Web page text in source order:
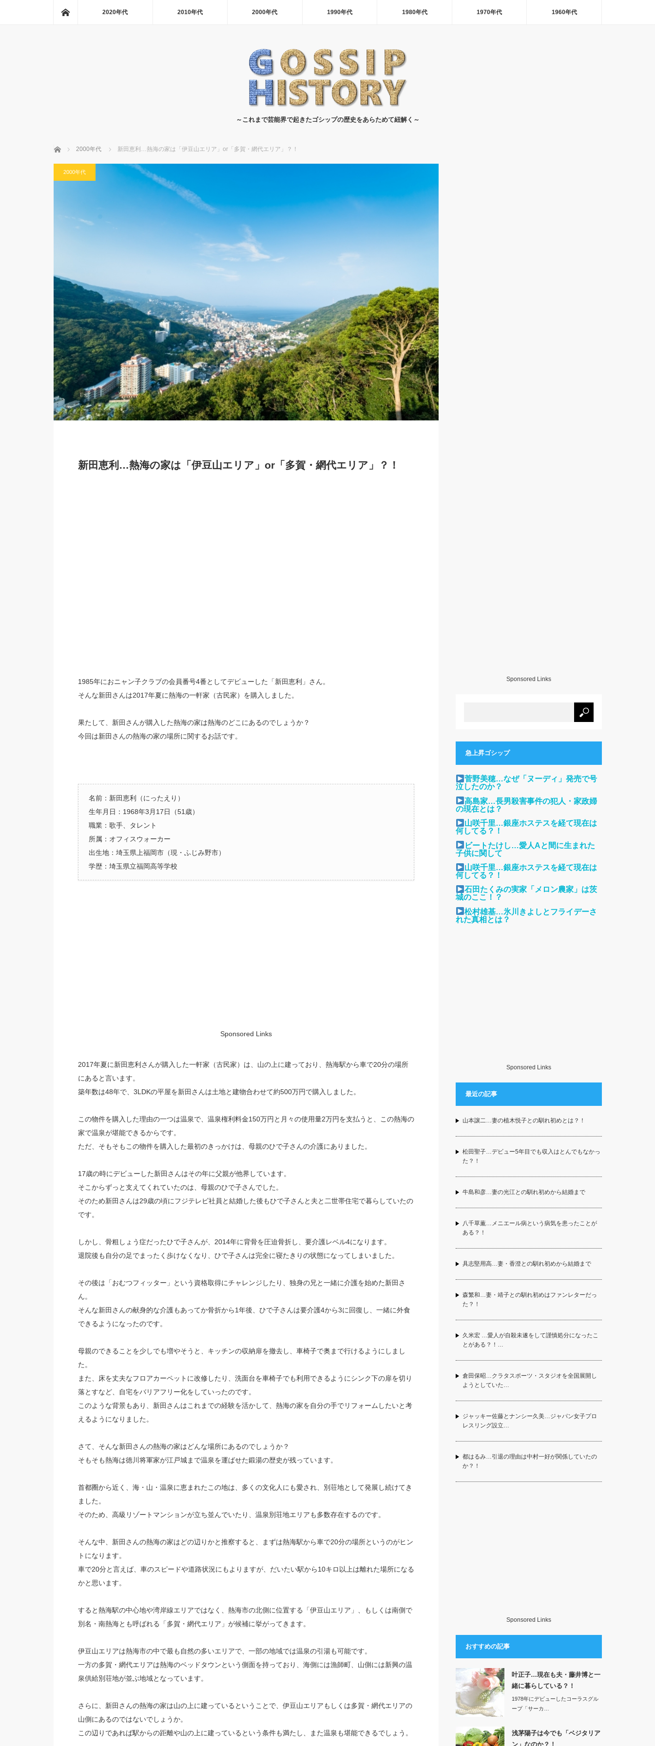
2020年代 2010年代 2000年代 1990年代 1980年代 1970年代 1960年代
～これまで芸能界で起きたゴシップの歴史をあらためて紐解く～
ホーム 2000年代 新田恵利…熱海の家は「伊豆山エリア」or「多賀・網代エリア」？！
2000年代
新田恵利…熱海の家は「伊豆山エリア」or「多賀・網代エリア」？！
1985年におニャン子クラブの会員番号4番としてデビューした「新田恵利」さん。
そんな新田さんは2017年夏に熱海の一軒家（古民家）を購入しました。
果たして、新田さんが購入した熱海の家は熱海のどこにあるのでしょうか？
今回は新田さんの熱海の家の場所に関するお話です。
名前：新田恵利（にったえり）
生年月日：1968年3月17日（51歳）
職業：歌手、タレント
所属：オフィスウォーカー
出生地：埼玉県上福岡市（現・ふじみ野市）
学歴：埼玉県立福岡高等学校
Sponsored Links
2017年夏に新田恵利さんが購入した一軒家（古民家）は、山の上に建っており、熱海駅から車で20分の場所
にあると言います。
築年数は48年で、3LDKの平屋を新田さんは土地と建物合わせて約500万円で購入しました。
この物件を購入した理由の一つは温泉で、温泉権利料金150万円と月々の使用量2万円を支払うと、この熱海の
家で温泉が堪能できるからです。
ただ、そもそもこの物件を購入した最初のきっかけは、母親のひで子さんの介護にありました。
17歳の時にデビューした新田さんはその年に父親が他界しています。
そこからずっと支えてくれていたのは、母親のひで子さんでした。
そのため新田さんは29歳の頃にフジテレビ社員と結婚した後もひで子さんと夫と二世帯住宅で暮らしていたの
です。
しかし、骨粗しょう症だったひで子さんが、2014年に背骨を圧迫骨折し、要介護レベル4になります。
退院後も自分の足でまったく歩けなくなり、ひで子さんは完全に寝たきりの状態になってしまいました。
その後は「おむつフィッター」という資格取得にチャレンジしたり、独身の兄と一緒に介護を始めた新田さ
ん。
そんな新田さんの献身的な介護もあってか骨折から1年後、ひで子さんは要介護4から3に回復し、一緒に外食
できるようになったのです。
母親のできることを少しでも増やそうと、キッチンの収納扉を撤去し、車椅子で奥まで行けるようにしまし
た。
また、床を丈夫なフロアカーペットに改修したり、洗面台を車椅子でも利用できるようにシンク下の扉を切り
落とすなど、自宅をバリアフリー化をしていったのです。
このような背景もあり、新田さんはこれまでの経験を活かして、熱海の家を自分の手でリフォームしたいと考
えるようになりました。
さて、そんな新田さんの熱海の家はどんな場所にあるのでしょうか？
そもそも熱海は徳川将軍家が江戸城まで温泉を運ばせた鍛湯の歴史が残っています。
首都圈から近く、海・山・温泉に恵まれたこの地は、多くの文化人にも愛され、別荘地として発展し続けてき
ました。
そのため、高級リゾートマンションが立ち並んでいたり、温泉別荘地エリアも多数存在するのです。
そんな中、新田さんの熱海の家はどの辺りかと推察すると、まずは熱海駅から車で20分の場所というのがヒン
トになります。
車で20分と言えば、車のスピードや道路状況にもよりますが、だいたい駅から10キロ以上は離れた場所になる
かと思います。
すると熱海駅の中心地や湾岸線エリアではなく、熱海市の北側に位置する「伊豆山エリア」、もしくは南側で
別名・南熱海とも呼ばれる「多賀・網代エリア」が候補に挙がってきます。
伊豆山エリアは熱海市の中で最も自然の多いエリアで、一部の地域では温泉の引湯も可能です。
一方の多賀・網代エリアは熱海のベッドタウンという側面を持っており、海側には漁師町、山側には新興の温
泉供給別荘地が並ぶ地域となっています。
さらに、新田さんの熱海の家は山の上に建っているということで、伊豆山エリアもしくは多賀・網代エリアの
山側にあるのではないでしょうか。
この辺りであれば駅からの距離や山の上に建っているという条件も満たし、また温泉も堪能できるでしょう。
Sponsored Links
急上昇ゴシップ
菅野美穂…なぜ「ヌーディ」発売で号
泣したのか？
高島家…長男殺害事件の犯人・家政婦
の現在とは？
山咲千里…銀座ホステスを経て現在は
何してる？！
ビートたけし…愛人Aと間に生まれた
子供に関して
山咲千里…銀座ホステスを経て現在は
何してる？！
石田たくみの実家「メロン農家」は茨
城のここ！？
松村雄基…氷川きよしとフライデーさ
れた真相とは？
Sponsored Links
最近の記事
山本譲二…妻の植木悦子との馴れ初めとは？！
松田聖子…デビュー5年目でも収入はとんでもなかっ
た？！
牛島和彦…妻の光江との馴れ初めから結婚まで
八千草薫…メニエール病という病気を患ったことが
ある？！
具志堅用高…妻・香澄との馴れ初めから結婚まで
森繁和…妻・靖子との馴れ初めはファンレターだっ
た？！
久米宏 …愛人が自殺未遂をして謹慎処分になったこ
とがある？！…
倉田保昭…クラタスポーツ・スタジオを全国展開し
ようとしていた…
ジャッキー佐藤とナンシー久美…ジャパン女子プロ
レスリング設立…
都はるみ…引退の理由は中村一好が関係していたの
か？！
Sponsored Links
おすすめの記事
叶正子…現在も夫・藤井博と一
緒に暮らしている？！
1978年にデビューしたコーラスグル
ープ「サーカ…
浅茅陽子は今でも「ベジタリア
ン」なのか？！